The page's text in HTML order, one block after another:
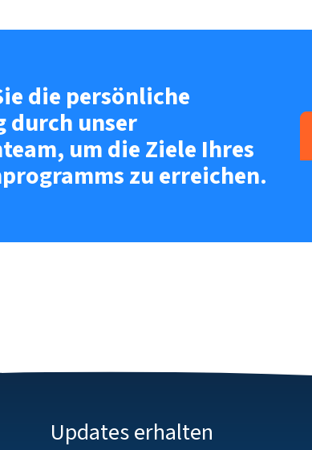
die persönliche
durch unser
um die Ziele Ihres
zu erreichen.
Updates erhalten